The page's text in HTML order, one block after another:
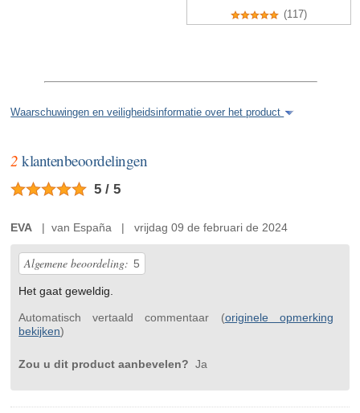
(117)
Waarschuwingen en veiligheidsinformatie over het product
2 klantenbeoordelingen
5 / 5
EVA | van España | vrijdag 09 de februari de 2024
Algemene beoordeling: 5
Het gaat geweldig.
Automatisch vertaald commentaar (originele opmerking
bekijken)
Zou u dit product aanbevelen? Ja